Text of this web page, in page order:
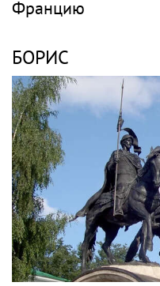
Францию
БОРИС